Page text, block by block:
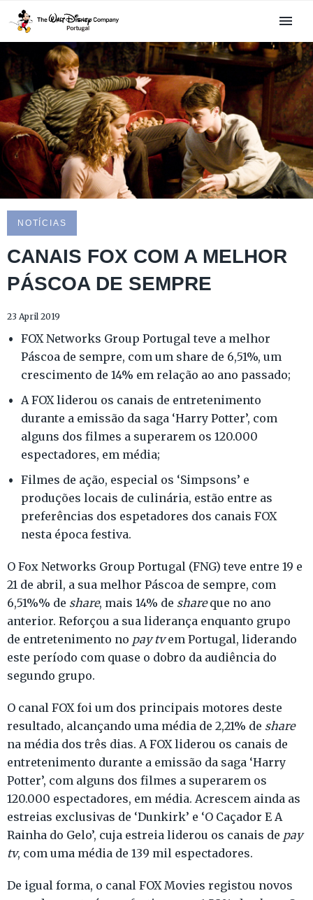
NOTÍCIAS
CANAIS FOX COM A MELHOR
PÁSCOA DE SEMPRE
23 April 2019
FOX Networks Group Portugal teve a melhor
Páscoa de sempre, com um share de 6,51%, um
crescimento de 14% em relação ao ano passado;
A FOX liderou os canais de entretenimento
durante a emissão da saga ‘Harry Potter’, com
alguns dos filmes a superarem os 120.000
espectadores, em média;
Filmes de ação, especial os ‘Simpsons’ e
produções locais de culinária, estão entre as
preferências dos espetadores dos canais FOX
nesta época festiva.
O Fox Networks Group Portugal (FNG) teve entre 19 e
21 de abril, a sua melhor Páscoa de sempre, com
6,51%% de share, mais 14% de shareque no ano
anterior. Reforçou a sua liderança enquanto grupo
de entretenimento no pay tvem Portugal, liderando
este período com quase o dobro da audiência do
segundo grupo.
O canal FOX foi um dos principais motores deste
resultado, alcançando uma média de 2,21% de share
na média dos três dias. A FOX liderou os canais de
entretenimento durante a emissão da saga ‘Harry
Potter’, com alguns dos filmes a superarem os
120.000 espectadores, em média. Acrescem ainda as
estreias exclusivas de ‘Dunkirk’ e ‘O Caçador E A
Rainha do Gelo’, cuja estreia liderou os canais de pay
tv, com uma média de 139 mil espectadores.
De igual forma, o canal FOX Movies registou novos